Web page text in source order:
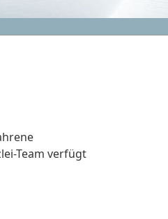
Team verfügt